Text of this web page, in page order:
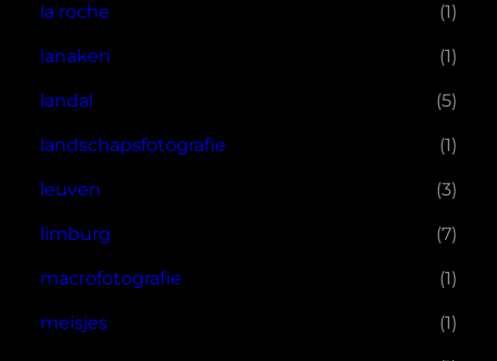
la roche (1)
lanaken (1)
landal (5)
landschapsfotografie (1)
leuven (3)
limburg (7)
macrofotografie (1)
meisjes (1)